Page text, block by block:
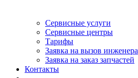
Сервисные услуги
Сервисные центры
Тарифы
Заявка на вызов инженера
Заявка на заказ запчастей
Контакты